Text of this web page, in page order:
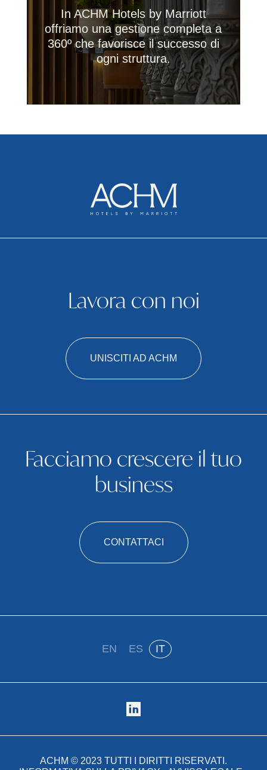
In ACHM Hotels by Marriott
offriamo una gestione completa a
360º che favorisce il successo di
ogni struttura.
Lavora con noi
UNISCITI AD ACHM
Facciamo crescere il tuo
business
CONTATTACI
ACHM © 2023 TUTTI I DIRITTI RISERVATI.
EN ES IT